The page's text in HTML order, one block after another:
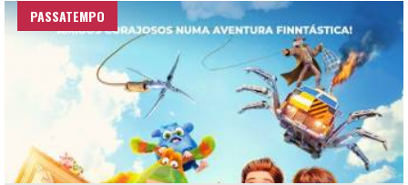
PASSATEMPO